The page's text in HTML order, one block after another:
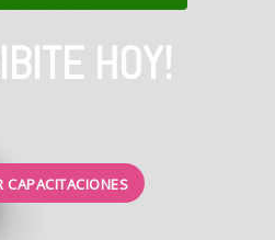
HOY!
CAPACITACIONES